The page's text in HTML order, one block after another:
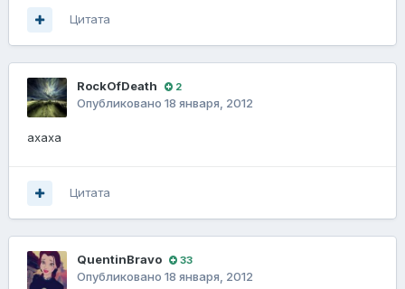
Цитата
RockOfDeath 2
Опубликовано 18 января, 2012
ахаха
Цитата
QuentinBravo 33
Опубликовано 18 января, 2012